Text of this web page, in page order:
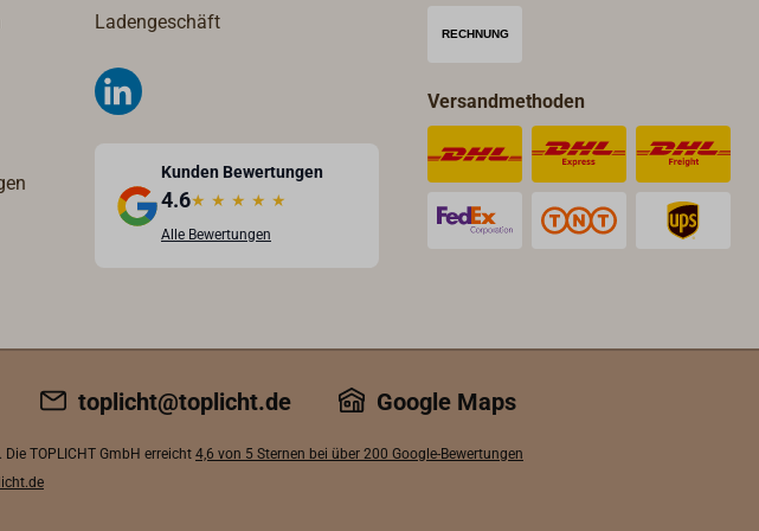
Ladengeschäft
Kunden Bewertungen
4.6★ ★ ★ ★ ★
Alle Bewertungen
Versandmethoden
toplicht@toplicht.de Google Maps
TOPLICHT GmbH erreicht 4,6 von 5 Sternen bei über 200 Google-Bewertungen